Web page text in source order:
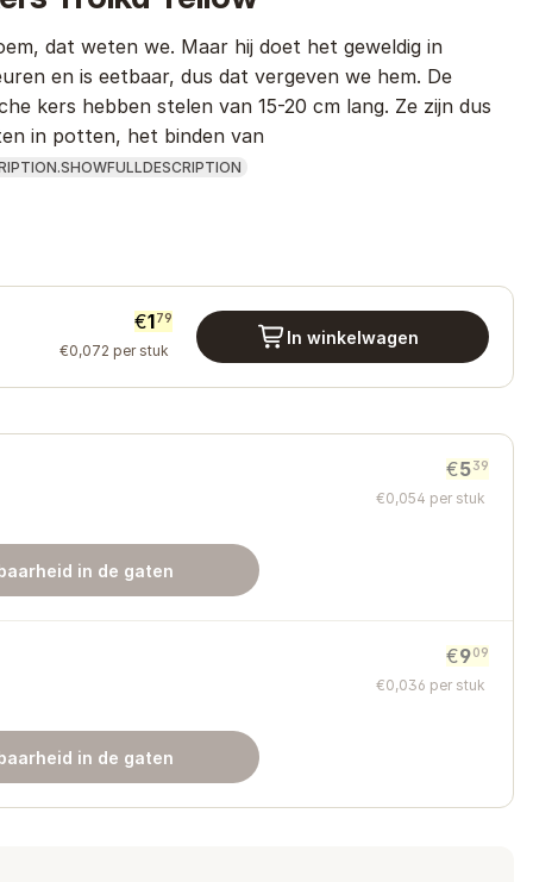
dat weten we. Maar hij doet het geweldig in
en is eetbaar, dus dat vergeven we hem. De
kers hebben stelen van 15-20 cm lang. Ze zijn dus
in potten, het binden van
€1 79
€0,072 per stuk
In winkelwagen
€5 39
€0,054 per stuk
in de gaten
€9 09
€0,036 per stuk
in de gaten